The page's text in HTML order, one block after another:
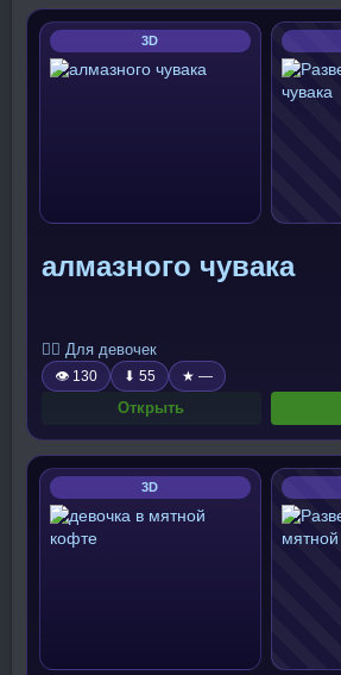
3D
алмазного чувака
🧍‍♀️ Для девочек
👁 130 ⬇ 55 ★ —
Открыть
3D